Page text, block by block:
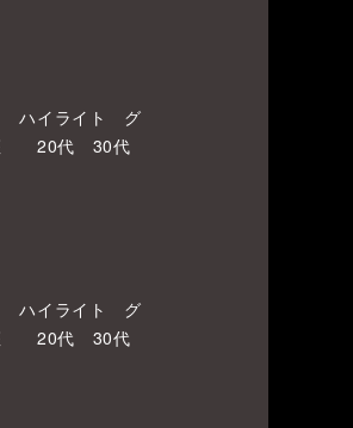
ハイライト グ
座 20代 30代
ハイライト グ
座 20代 30代